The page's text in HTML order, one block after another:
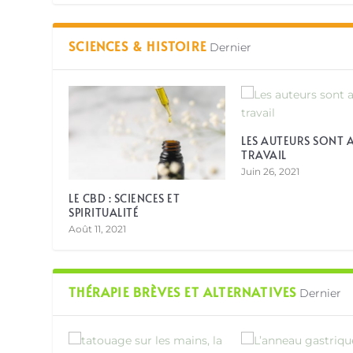
SCIENCES & HISTOIRE Dernier
LE CBD : SCIENCES ET
SPIRITUALITÉ
Août 11, 2021
LES AUTEURS SONT
TRAVAIL
Juin 26, 2021
THÉRAPIE BRÈVES ET ALTERNATIVES Dernier